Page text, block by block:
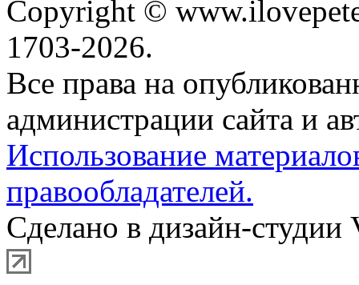
Copyright ©
1703-2026.
Все права на
администрации сайта и
Использование
правообладателей.
Сделано в дизайн-студии